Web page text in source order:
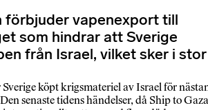
förbjuder vapenexport till
som hindrar att Sverige
från Israel, vilket sker i stor
köpt krigsmateriel av Israel för
senaste tidens händelser, då Ship to